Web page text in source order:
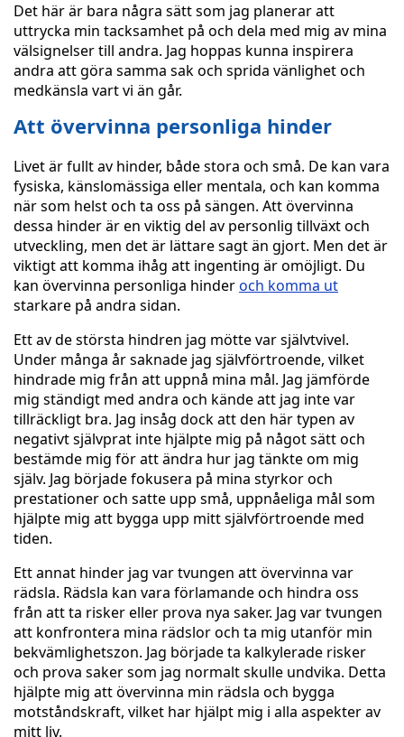
Det här är bara några sätt som jag planerar att
uttrycka min tacksamhet på och dela med mig av mina
välsignelser till andra. Jag hoppas kunna inspirera
andra att göra samma sak och sprida vänlighet och
medkänsla vart vi än går.
Att övervinna personliga hinder
Livet är fullt av hinder, både stora och små. De kan vara
fysiska, känslomässiga eller mentala, och kan komma
när som helst och ta oss på sängen. Att övervinna
dessa hinder är en viktig del av personlig tillväxt och
utveckling, men det är lättare sagt än gjort. Men det är
viktigt att komma ihåg att ingenting är omöjligt. Du
kan övervinna personliga hinderoch komma ut
starkare på andra sidan.
Ett av de största hindren jag mötte var självtvivel.
Under många år saknade jag självförtroende, vilket
hindrade mig från att uppnå mina mål. Jag jämförde
mig ständigt med andra och kände att jag inte var
tillräckligt bra. Jag insåg dock att den här typen av
negativt självprat inte hjälpte mig på något sätt och
bestämde mig för att ändra hur jag tänkte om mig
själv. Jag började fokusera på mina styrkor och
prestationer och satte upp små, uppnåeliga mål som
hjälpte mig att bygga upp mitt självförtroende med
tiden.
Ett annat hinder jag var tvungen att övervinna var
rädsla. Rädsla kan vara förlamande och hindra oss
från att ta risker eller prova nya saker. Jag var tvungen
att konfrontera mina rädslor och ta mig utanför min
bekvämlighetszon. Jag började ta kalkylerade risker
och prova saker som jag normalt skulle undvika. Detta
hjälpte mig att övervinna min rädsla och bygga
motståndskraft, vilket har hjälpt mig i alla aspekter av
mitt liv.